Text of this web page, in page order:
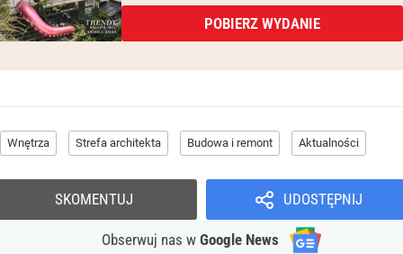
POBIERZ WYDANIE
Wnętrza Strefa architekta Budowa i remont Aktualności
UDOSTĘPNIJ
Obserwuj nas w Google News
SKOMENTUJ